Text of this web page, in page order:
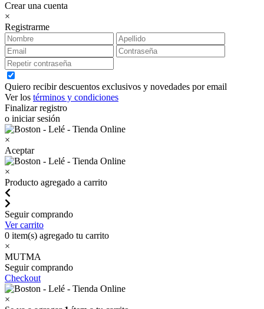
Crear una cuenta
×
Registrarme
Quiero recibir descuentos exclusivos y novedades por email
Ver los términos y condiciones
Finalizar registro
o iniciar sesión
×
Aceptar
×
Producto agregado a carrito
Seguir comprando
Ver carrito
0 item(s) agregado tu carrito
×
MUTMA
Seguir comprando
Checkout
×